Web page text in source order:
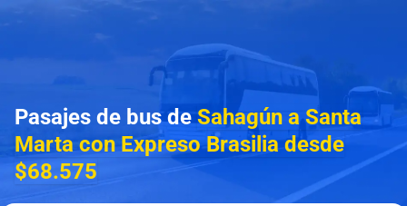
Pasajes de bus deSahagún a Santa
Marta con Expreso Brasilia desde
$68.575